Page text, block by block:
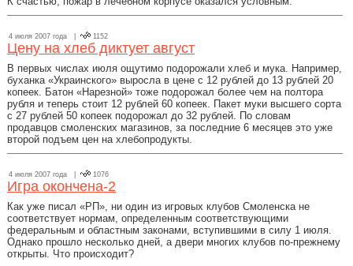
4 июля 2007 года | 1152
Цену на хлеб диктует август
В первых числах июля ощутимо подорожали хлеб и мука. Например,
буханка «Украинского» выросла в цене с 12 рублей до 13 рублей 20
копеек. Батон «Нарезной» тоже подорожал более чем на полтора
рубля и теперь стоит 12 рублей 60 копеек. Пакет муки высшего сорта
с 27 рублей 50 копеек подорожал до 32 рублей. По словам
продавцов смоленских магазинов, за последние 6 месяцев это уже
второй подъем цен на хлебопродукты.
4 июля 2007 года | 1076
Игра окончена-2
Как уже писал «РП», ни один из игровых клубов Смоленска не
соответствует нормам, определенным соответствующими
федеральным и областным законами, вступившими в силу 1 июля.
Однако прошло несколько дней, а двери многих клубов по-прежнему
открыты. Что происходит?